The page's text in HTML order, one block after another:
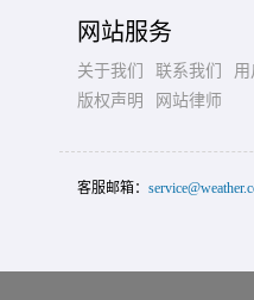
网站服务
关于我们 联系我们
版权声明
网站律师
客服邮箱：